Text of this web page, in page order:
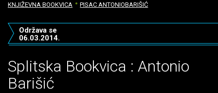
KNJIŽEVNA BOOKVICA
PISAC ANTONIOBARIŠIĆ
Splitska Bookvica : Antonio
Barišić
Održava se
06.03.2014.